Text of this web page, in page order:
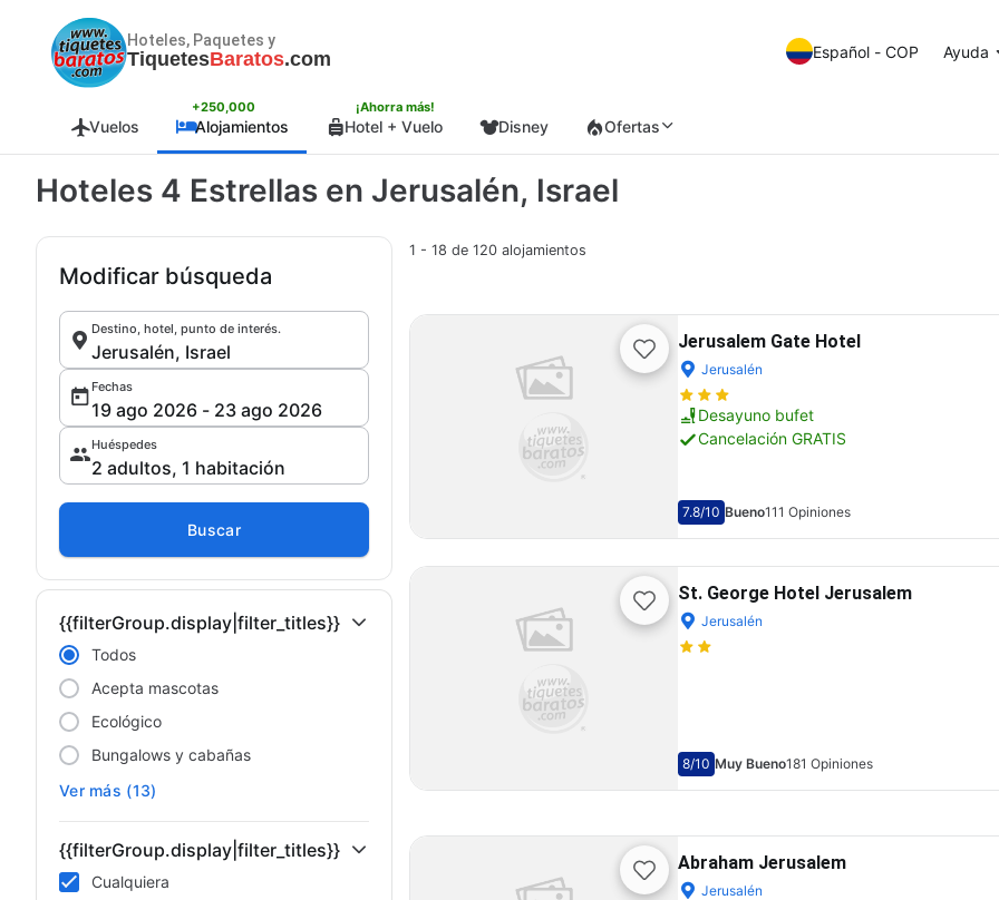
Hoteles, Paquetes y
TiquetesBaratos.com Español - COP Ayuda
Vuelos
+250,000
Alojamientos
¡Ahorra más!
Hotel + Vuelo Disney Ofertas
Hoteles 4 Estrellas en Jerusalén, Israel
Modificar búsqueda
Destino, hotel, punto de interés.
Fechas
Huéspedes
Buscar
{{filterGroup.display|filter_titles}}
Todos
Acepta mascotas
Ecológico
Bungalows y cabañas
Ver más (13)
{{filterGroup.display|filter_titles}}
Cualquiera
1 - 18 de 120 alojamientos
Jerusalem Gate Hotel
Jerusalén
Desayuno bufet
Cancelación GRATIS
7.8/10 Bueno111 Opiniones
St. George Hotel Jerusalem
Jerusalén
8/10 Muy Bueno181 Opiniones
Abraham Jerusalem
Jerusalén